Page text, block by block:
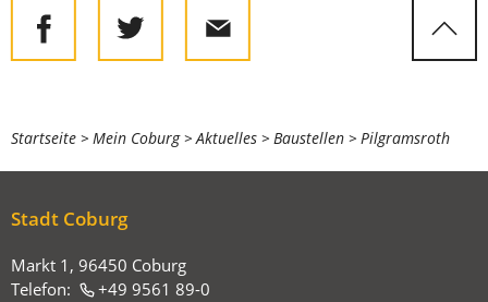
Sie
befinden
sich
Startseite Mein Coburg Aktuelles Baustellen Pilgramsroth
Stadt Coburg
Markt 1, 96450 Coburg
Telefon:
+49 9561 89-0